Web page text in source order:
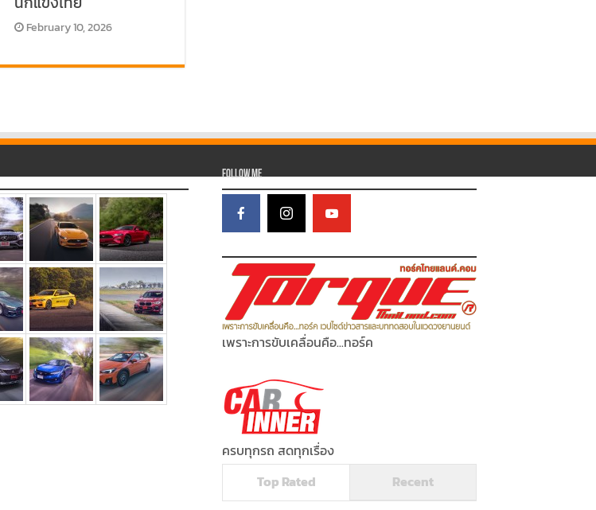
February 10, 2026
Follow Me
เพราะการขับเคลื่อนคือ...ทอร์ค
ครบทุกรถ สดทุกเรื่อง
Top Rated
Recent